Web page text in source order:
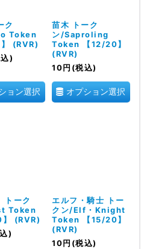
ク
Token
】 (RVR)
)
ョン選択
苗木 トーク
ン/Saproling
Token 【12/20】
(RVR)
10 円 (税込)
オプション選択
トーク
Token
】 (RVR)
)
エルフ・騎士 トー
クン/Elf・Knight
Token 【15/20】
(RVR)
10 円 (税込)